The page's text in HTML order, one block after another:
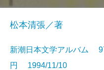
松本清張／著
新潮日本文学アルバム
円 1994/11/10